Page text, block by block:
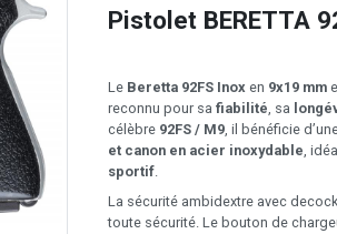
Pistolet BERETTA
Le Beretta 92FS Inox en 9x19 mm
reconnu pour sa fiabilité, sa
célèbre 92FS / M9, il bénéficie
et canon en acier inoxydable,
sportif.
La sécurité ambidextre avec
toute sécurité. Le bouton de